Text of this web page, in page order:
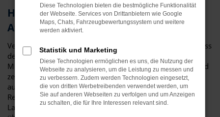
Herausragendes Fahrzeug: der CUPRA
Ateca für Regensburg
Vergleichstest und Erfahrungsberichte zeigen eindeutig, dass
der CUPRA Ateca ein erstklassiges Fahrzeug ist. Für Ihre
Mobilität in Regensburg ist das Modell perfekt geeignet und
zeichnet sich sowohl durch seine Verarbeitungsqualität als
auch die vielen Extras aus. Nicht nur im Stadtverkehr in
Regensburg ist der CUPRA Ateca die beste Wahl: auch auf
Landstraße und Autobahn erweist sich das Modell als
Diese Technologien bieten die bestmögliche Funktionalität
der Webseite. Services von Drittanbietern wie Google
Maps, Chats, Fahrzeugbewertungssystem und weitere
werden aktiviert.
Statistik und Marketing
Diese Technologien ermöglichen es uns, die Nutzung der
Webseite zu analysieren, um die Leistung zu messen und
zu verbessern. Zudem werden Technologien eingesetzt,
die von dritten Werbetreibenden verwendet werden, um
Sie auf anderen Webseiten zu verfolgen und um Anzeigen
zu schalten, die für Ihre Interessen relevant sind.